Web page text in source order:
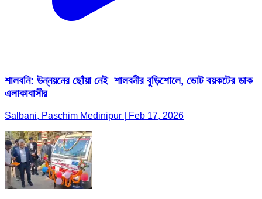
শালবনি: উন্নয়নের ছোঁয়া নেই শালবনীর বুড়িশোলে, ভোট বয়কটের ডাক
এলাকাবাসীর
Salbani, Paschim Medinipur | Feb 17, 2026